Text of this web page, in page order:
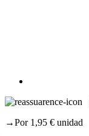
→Por 1,95 € unidad